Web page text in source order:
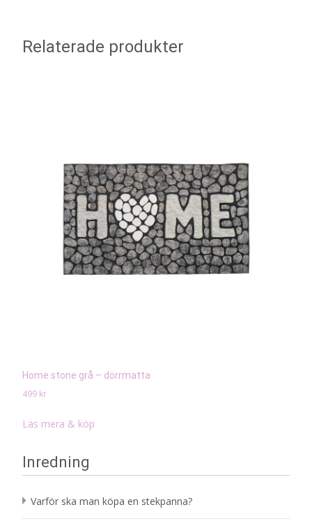
Relaterade produkter
Home stone grå – dörrmatta
499 kr
Läs mera & köp
Inredning
Varför ska man köpa en stekpanna?